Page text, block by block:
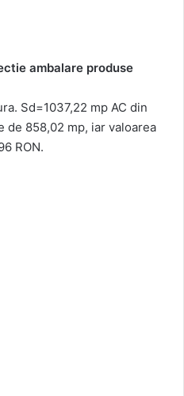
ambalare produse
Sd=1037,22 mp AC din
de 858,02 mp, iar valoarea
RON.